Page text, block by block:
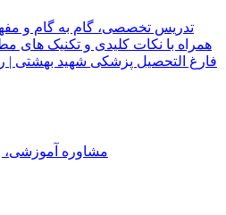
تدریس تخصصی، گام به گام و
همراه با نکات کلیدی و تکنیک های
فارغ التحصیل پزشکی شهید بهشتی
مشاوره آموزشی،